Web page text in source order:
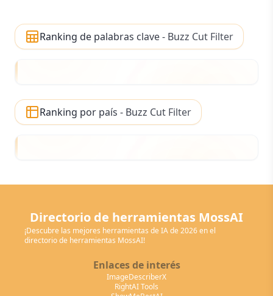
Ranking de palabras clave - Buzz Cut Filter
Ranking por país - Buzz Cut Filter
Directorio de herramientas MossAI
¡Descubre las mejores herramientas de IA de 2026 en el
directorio de herramientas MossAI!
Enlaces de interés
ImageDescriberX
RightAI Tools